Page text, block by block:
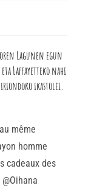
Lagunen egun
Laffayetteko nahi
ikastolei.
même
homme
cadeaux des